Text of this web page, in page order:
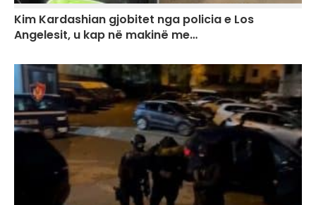
Kim Kardashian gjobitet nga policia e Los
Angelesit, u kap në makinë me…